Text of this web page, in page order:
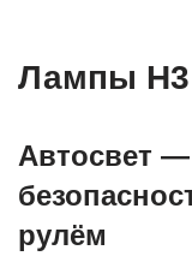
Лампы H3
Автосвет
рулём